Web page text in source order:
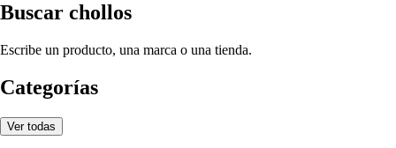
Buscar chollos
Escribe un producto, una marca o una tienda.
Categorías
Ver todas